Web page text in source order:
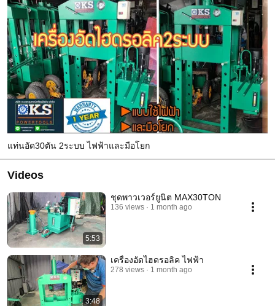
แท่นอัด30ตัน 2ระบบ ไฟฟ้าและมือโยก
Videos
5:53
ชุดพาวเวอร์ยูนิต MAX30TON
136 views 1 month ago
3:48
เครื่องอัดไฮดรอลิค ไฟฟ้า
278 views 1 month ago